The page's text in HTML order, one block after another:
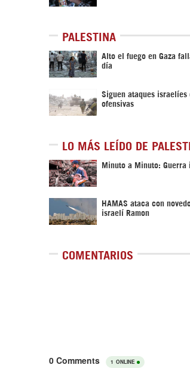
PALESTINA
Alto el fuego en Gaza
día
Siguen ataques israelíes
ofensivas
LO MÁS LEÍDO DE
Minuto a Minuto:
HAMAS ataca con
israelí Ramon
COMENTARIOS